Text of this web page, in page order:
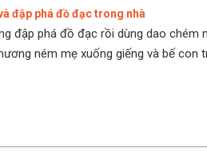
đập phá đồ đạc trong nhà
đập phá đồ đạc rồi dùng dao chém
ném mẹ xuống giếng và bế con